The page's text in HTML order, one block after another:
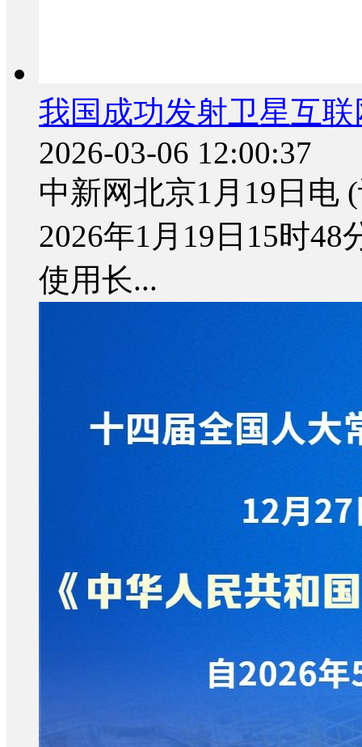
我国成功发射卫星互
2026-03-06 12:00:37
中新网北京1月19日电
2026年1月19日15时
使用长...